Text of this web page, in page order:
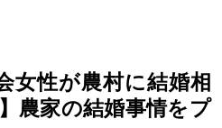
女性が農村に結婚相
農家の結婚事情をプ